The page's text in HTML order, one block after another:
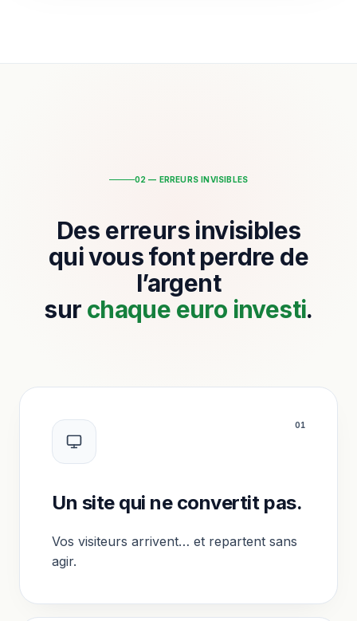
02 — ERREURS INVISIBLES
Des erreurs invisibles
qui vous font perdre de
l’argent
sur chaque euro investi.
01
Un site qui ne convertit pas.
Vos visiteurs arrivent… et repartent sans
agir.